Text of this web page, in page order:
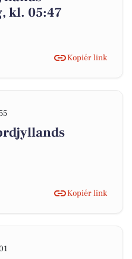
kl. 05:47
Kopiér link
Kopiér link